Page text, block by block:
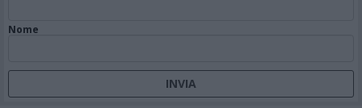
Nome